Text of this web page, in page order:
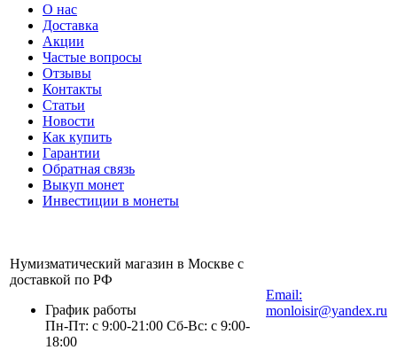
О нас
Доставка
Акции
Частые вопросы
Отзывы
Контакты
Статьи
Новости
Как купить
Гарантии
Обратная связь
Выкуп монет
Инвестиции в монеты
Нумизматический магазин в Москве с
доставкой по РФ
График работы
Пн-Пт: с 9:00-21:00 Сб-Вс: с 9:00-
18:00
Email:
monloisir@yandex.ru